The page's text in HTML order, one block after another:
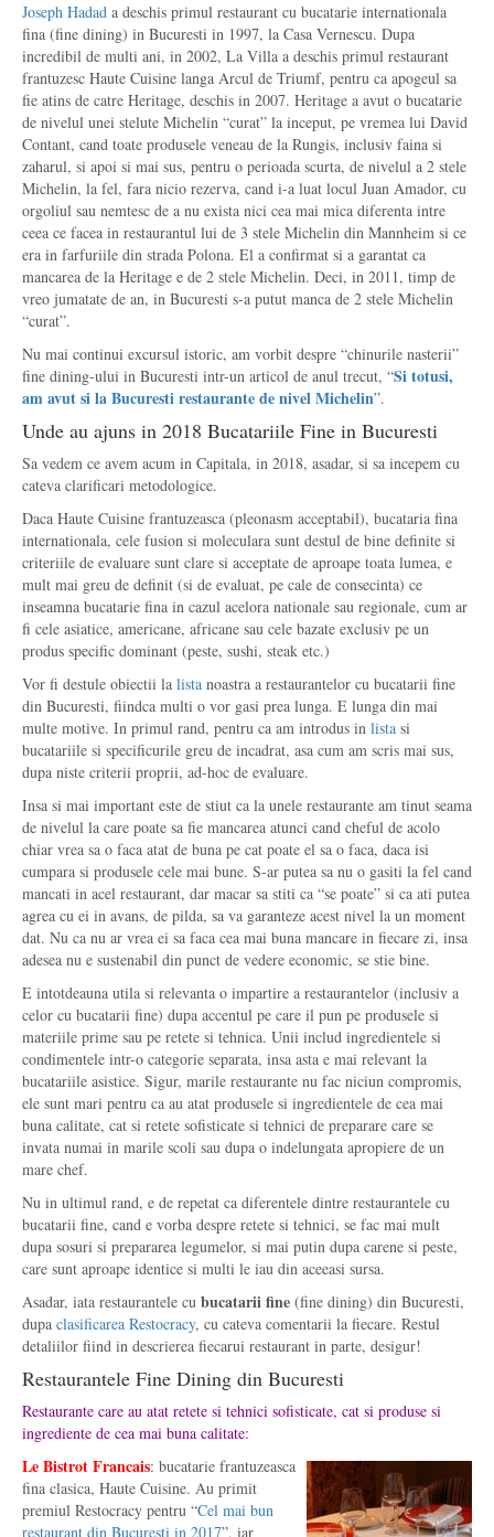
Joseph Hadad a deschis primul restaurant cu bucatarie internationala
fina (fine dining) in Bucuresti in 1997, la Casa Vernescu. Dupa
incredibil de multi ani, in 2002, La Villa a deschis primul restaurant
frantuzesc Haute Cuisine langa Arcul de Triumf, pentru ca apogeul sa
fie atins de catre Heritage, deschis in 2007. Heritage a avut o bucatarie
de nivelul unei stelute Michelin “curat” la inceput, pe vremea lui David
Contant, cand toate produsele veneau de la Rungis, inclusiv faina si
zaharul, si apoi si mai sus, pentru o perioada scurta, de nivelul a 2 stele
Michelin, la fel, fara nicio rezerva, cand i-a luat locul Juan Amador, cu
orgoliul sau nemtesc de a nu exista nici cea mai mica diferenta intre
ceea ce facea in restaurantul lui de 3 stele Michelin din Mannheim si ce
era in farfuriile din strada Polona. El a confirmat si a garantat ca
mancarea de la Heritage e de 2 stele Michelin. Deci, in 2011, timp de
vreo jumatate de an, in Bucuresti s-a putut manca de 2 stele Michelin
“curat”.
Nu mai continui excursul istoric, am vorbit despre “chinurile nasterii”
fine dining-ului in Bucuresti intr-un articol de anul trecut, “Si totusi,
am avut si la Bucuresti restaurante de nivel Michelin”.
Unde au ajuns in 2018 Bucatariile Fine in Bucuresti
Sa vedem ce avem acum in Capitala, in 2018, asadar, si sa incepem cu
cateva clarificari metodologice.
Daca Haute Cuisine frantuzeasca (pleonasm acceptabil), bucataria fina
internationala, cele fusion si moleculara sunt destul de bine definite si
criteriile de evaluare sunt clare si acceptate de aproape toata lumea, e
mult mai greu de definit (si de evaluat, pe cale de consecinta) ce
inseamna bucatarie fina in cazul acelora nationale sau regionale, cum ar
fi cele asiatice, americane, africane sau cele bazate exclusiv pe un
produs specific dominant (peste, sushi, steak etc.)
Vor fi destule obiectii la lista noastra a restaurantelor cu bucatarii fine
din Bucuresti, fiindca multi o vor gasi prea lunga. E lunga din mai
multe motive. In primul rand, pentru ca am introdus in lista si
bucatariile si specificurile greu de incadrat, asa cum am scris mai sus,
dupa niste criterii proprii, ad-hoc de evaluare.
Insa si mai important este de stiut ca la unele restaurante am tinut seama
de nivelul la care poate sa fie mancarea atunci cand cheful de acolo
chiar vrea sa o faca atat de buna pe cat poate el sa o faca, daca isi
cumpara si produsele cele mai bune. S-ar putea sa nu o gasiti la fel cand
mancati in acel restaurant, dar macar sa stiti ca “se poate” si ca ati putea
agrea cu ei in avans, de pilda, sa va garanteze acest nivel la un moment
dat. Nu ca nu ar vrea ei sa faca cea mai buna mancare in fiecare zi, insa
adesea nu e sustenabil din punct de vedere economic, se stie bine.
E intotdeauna utila si relevanta o impartire a restaurantelor (inclusiv a
celor cu bucatarii fine) dupa accentul pe care il pun pe produsele si
materiile prime sau pe retete si tehnica. Unii includ ingredientele si
condimentele intr-o categorie separata, insa asta e mai relevant la
bucatariile asistice. Sigur, marile restaurante nu fac niciun compromis,
ele sunt mari pentru ca au atat produsele si ingredientele de cea mai
buna calitate, cat si retete sofisticate si tehnici de preparare care se
invata numai in marile scoli sau dupa o indelungata apropiere de un
mare chef.
Nu in ultimul rand, e de repetat ca diferentele dintre restaurantele cu
bucatarii fine, cand e vorba despre retete si tehnici, se fac mai mult
dupa sosuri si prepararea legumelor, si mai putin dupa carene si peste,
care sunt aproape identice si multi le iau din aceeasi sursa.
Asadar, iata restaurantele cu bucatarii fine (fine dining) din Bucuresti,
dupa clasificarea Restocracy, cu cateva comentarii la fiecare. Restul
detaliilor fiind in descrierea fiecarui restaurant in parte, desigur!
Restaurantele Fine Dining din Bucuresti
Restaurante care au atat retete si tehnici sofisticate, cat si produse si
ingrediente de cea mai buna calitate:
Le Bistrot Francais: bucatarie frantuzeasca
fina clasica, Haute Cuisine. Au primit
premiul Restocracy pentru “Cel mai bun
restaurant din Bucuresti in 2017”, iar